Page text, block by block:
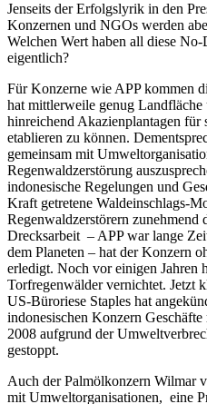
Jenseits der Erfolgslyrik in den
Konzernen und NGOs werden
Welchen Wert haben all diese
eigentlich?
Für Konzerne wie APP kommen
hat mittlerweile genug
hinreichend Akazienplantagen
etablieren zu können.
gemeinsam mit
Regenwaldzerstörung
indonesische Regelungen und
Kraft getretene Waldeinschlags-
Regenwaldzerstörern zunehmend
Drecksarbeit – APP war lange
dem Planeten – hat der Konzern
erledigt. Noch vor einigen Jahren
Torfregenwälder vernichtet. Jetzt
US-Büroriese Staples hat
indonesischen Konzern
2008 aufgrund der
gestoppt.
Auch der Palmölkonzern Wilmar
mit Umweltorganisationen, eine